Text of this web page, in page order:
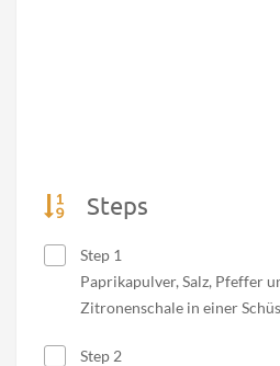
Steps
Step 1
Paprikapulver, Salz, Pfeffer
Zitronenschale in einer
Step 2